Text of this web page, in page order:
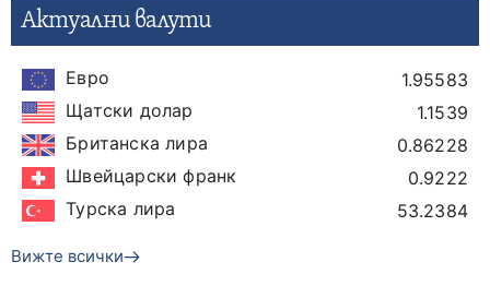
Актуални валути
Евро
1.95583
Щатски долар
1.1539
Британска лира
0.86228
Швейцарски франк
0.9222
Турска лира
53.2384
Вижте всички